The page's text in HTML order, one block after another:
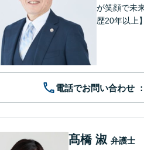
が笑顔で未
歴20年以上】
電話でお問い合わせ
髙橋 淑 弁護士